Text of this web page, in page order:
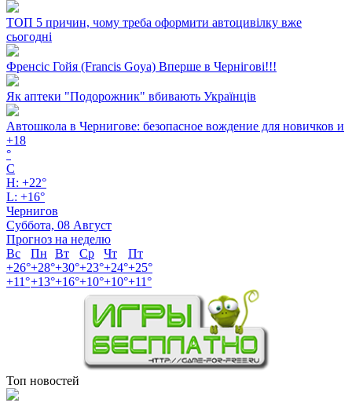
ТОП 5 причин, чому треба оформити автоцивілку вже
сьогодні
Френсіс Гойя (Francis Goya) Вперше в Чернігові!!!
Як аптеки "Подорожник" вбивають Українців
Автошкола в Чернигове: безопасное вождение для новичков и
+18
°
C
H: +22°
L: +16°
Чернигов
Суббота, 08 Август
Прогноз на неделю
Вс
Пн Вт Ср Чт
Пт
+26°+28°+30°+23°+24°+25°
+11°+13°+16°+10°+10°+11°
Топ новостей